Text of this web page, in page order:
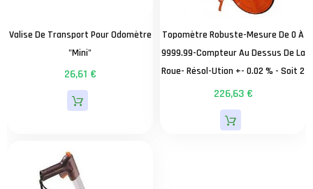
Valise De Transport Pour Odomètre
"mini"
26,61 €
Topomètre Robuste-Mesure De 0 À
9999.99-Compteur Au Dessus De La
Roue- Résol-Ution +- 0.02 % - Soit 2
Cm Sur 100m -Poids 4.9 Kg- Roue
Pleine - Décompte En Arrière-
Remise À Zéro Avec Levier - Manche
226,63 €